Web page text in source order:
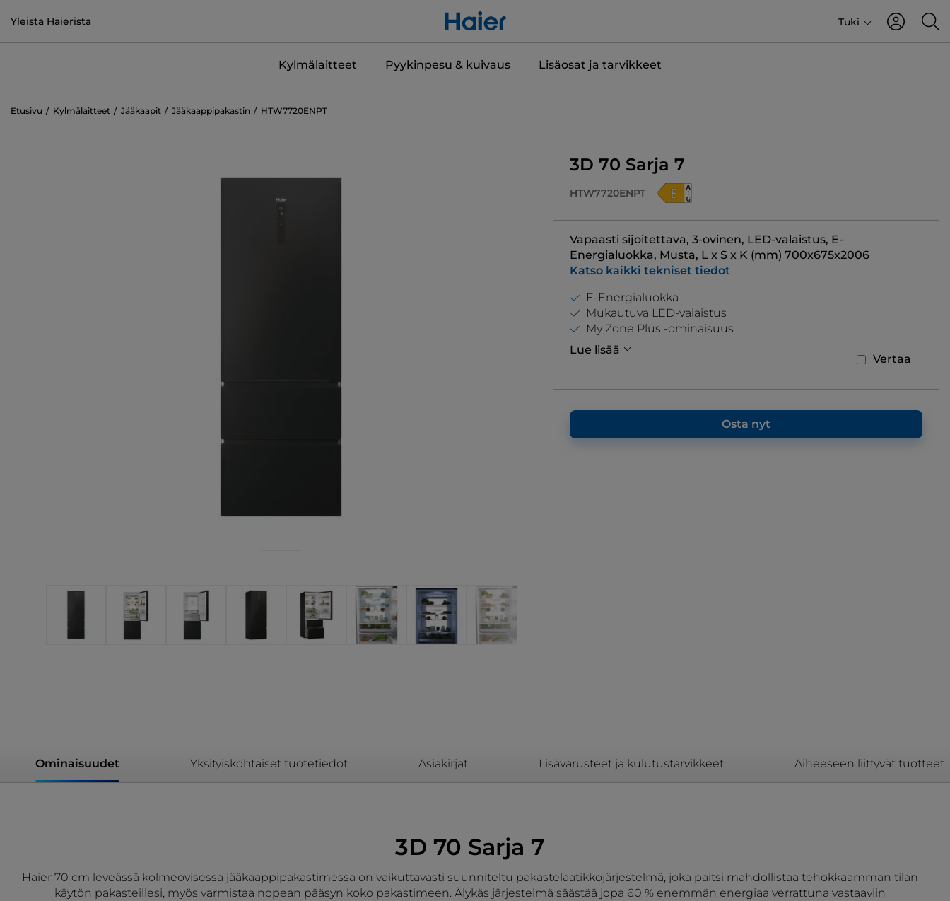
Yleistä Haierista Tuki
Kylmälaitteet Pyykinpesu & kuivaus Lisäosat ja tarvikkeet
Etusivu Kylmälaitteet Jääkaapit Jääkaappipakastin HTW7720ENPT
3D 70 Sarja 7
HTW7720ENPT
Vapaasti sijoitettava, 3-ovinen, LED-valaistus, E-
Energialuokka, Musta, L x S x K (mm) 700x675x2006
Katso kaikki tekniset tiedot
Vertaa
E-Energialuokka
Mukautuva LED-valaistus
My Zone Plus -ominaisuus
Lue lisää
Osta nyt
Ominaisuudet Yksityiskohtaiset tuotetiedot Asiakirjat Lisävarusteet ja kulutustarvikkeet Aiheeseen liittyvät tuotteet
3D 70 Sarja 7
Haier 70 cm leveässä kolmeovisessa jääkaappipakastimessa on vaikuttavasti suunniteltu pakastelaatikkojärjestelmä, joka paitsi mahdollistaa tehokkaamman tilan
käytön pakasteillesi, myös varmistaa nopean pääsyn koko pakastimeen. Älykäs järjestelmä säästää jopa 60 % enemmän energiaa verrattuna vastaaviin